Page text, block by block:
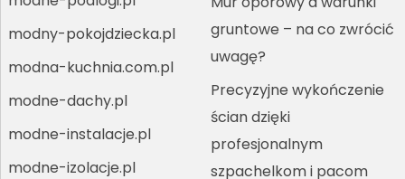
modny-pokojdziecka.pl
modna-kuchnia.com.pl
modne-dachy.pl
modne-instalacje.pl
modne-izolacje.pl
gruntowe – na co zwrócić
uwagę?
Precyzyjne wykończenie
ścian dzięki
profesjonalnym
szpachelkom i pacom